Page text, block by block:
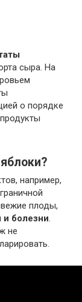
сыра. На
о порядке
например,
плоды,
и болезни.
не